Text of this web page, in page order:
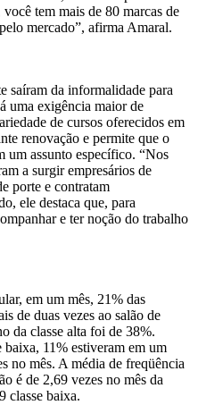
tem mais de 80 marcas de
mercado”, afirma Amaral.
saíram da informalidade para
uma exigência maior de
de cursos oferecidos em
renovação e permite que o
um assunto específico. “Nos
a surgir empresários de
porte e contratam
ele destaca que, para
e ter noção do trabalho
em um mês, 21% das
de duas vezes ao salão de
da classe alta foi de 38%.
baixa, 11% estiveram em um
no mês. A média de freqüência
é de 2,69 vezes no mês da
classe baixa.